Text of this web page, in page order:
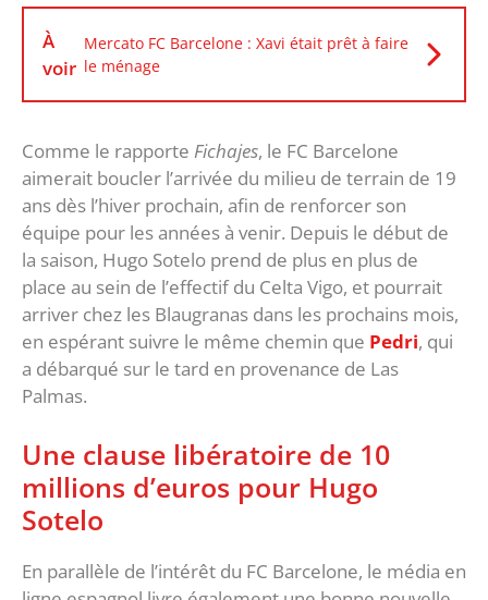
À
voir
Mercato FC Barcelone : Xavi était prêt à faire
le ménage
Comme le rapporte Fichajes, le FC Barcelone
aimerait boucler l’arrivée du milieu de terrain de 19
ans dès l’hiver prochain, afin de renforcer son
équipe pour les années à venir. Depuis le début de
la saison, Hugo Sotelo prend de plus en plus de
place au sein de l’effectif du Celta Vigo, et pourrait
arriver chez les Blaugranas dans les prochains mois,
en espérant suivre le même chemin que Pedri, qui
a débarqué sur le tard en provenance de Las
Palmas.
Une clause libératoire de 10
millions d’euros pour Hugo
Sotelo
En parallèle de l’intérêt du FC Barcelone, le média en